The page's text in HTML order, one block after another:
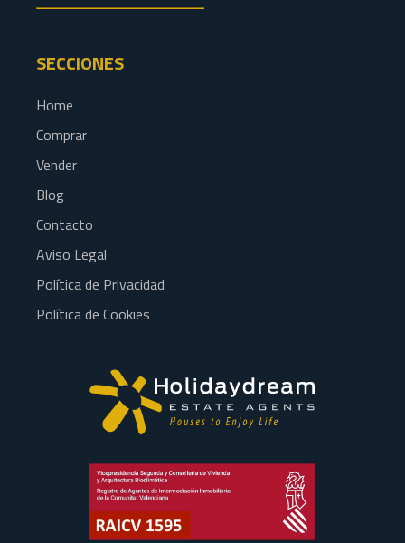
SECCIONES
Home
Comprar
Vender
Blog
Contacto
Aviso Legal
Política de Privacidad
Política de Cookies